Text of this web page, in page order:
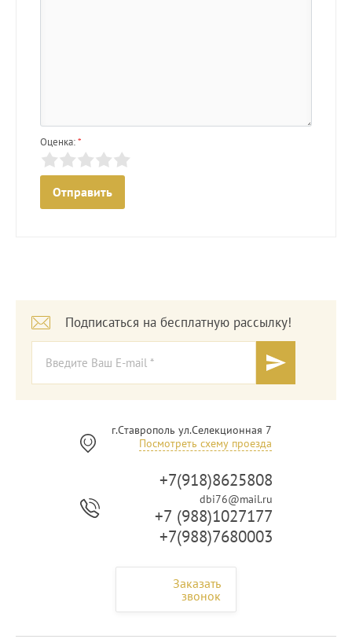
Оценка:*
Подписаться на бесплатную рассылку!
г.Ставрополь ул.Селекционная 7
Посмотреть схему проезда
+7(918)8625808
dbi76@mail.ru
+7 (988)1027177
+7(988)7680003
Заказать
звонок